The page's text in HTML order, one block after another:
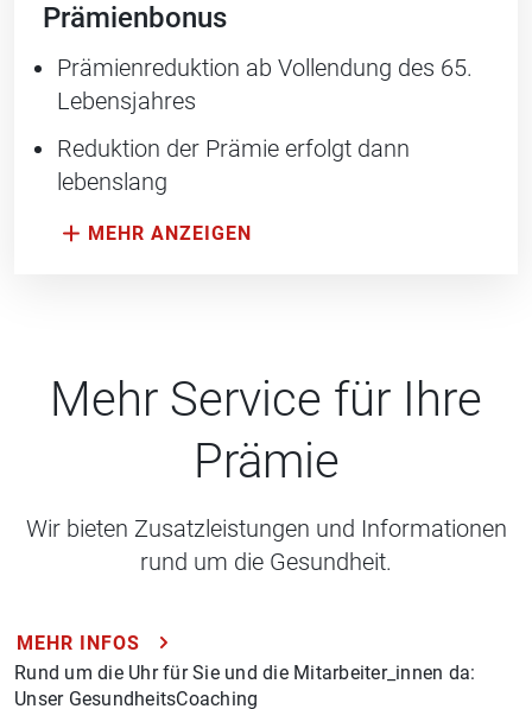
Prämienbonus
Prämienreduktion ab Vollendung des 65.
Lebensjahres
Reduktion der Prämie erfolgt dann
lebenslang
Mehr Service für Ihre
Prämie
Wir bieten Zusatzleistungen und Informationen
rund um die Gesundheit.
MEHR INFOS
Rund um die Uhr für Sie und die Mitarbeiter_innen da:
Unser GesundheitsCoaching